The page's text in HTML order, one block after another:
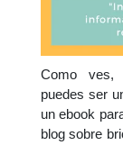
Como ves,
puedes ser
un ebook
blog sobre